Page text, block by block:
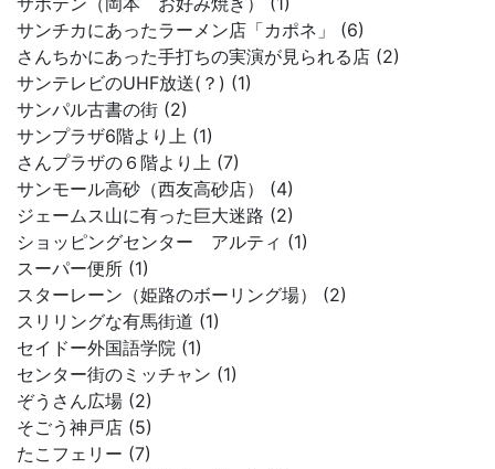
サンチカにあったラーメン店「カポネ」 (6)
さんちかにあった手打ちの実演が見られる店 (2)
サンテレビのUHF放送(？) (1)
サンパル古書の街 (2)
サンプラザ6階より上 (1)
さんプラザの６階より上 (7)
サンモール高砂（西友高砂店） (4)
ジェームス山に有った巨大迷路 (2)
ショッピングセンター アルティ (1)
スーパー便所 (1)
スターレーン（姫路のボーリング場） (2)
スリリングな有馬街道 (1)
セイドー外国語学院 (1)
センター街のミッチャン (1)
ぞうさん広場 (2)
そごう神戸店 (5)
たこフェリー (7)